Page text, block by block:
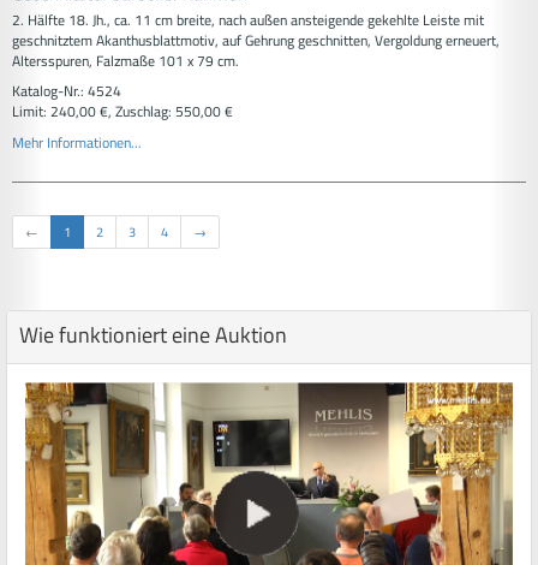
2. Hälfte 18. Jh., ca. 11 cm breite, nach außen ansteigende gekehlte Leiste mit
geschnitztem Akanthusblattmotiv, auf Gehrung geschnitten, Vergoldung erneuert,
Altersspuren, Falzmaße 101 x 79 cm.
Katalog-Nr.: 4524
Limit: 240,00 €, Zuschlag: 550,00 €
Mehr Informationen...
← 1 2 3 4 →
Wie funktioniert eine Auktion